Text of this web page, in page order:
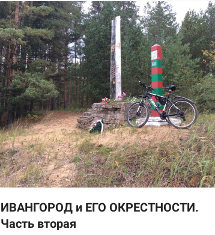
ИВАНГОРОД и ЕГО ОКРЕСТНОСТИ.
Часть вторая